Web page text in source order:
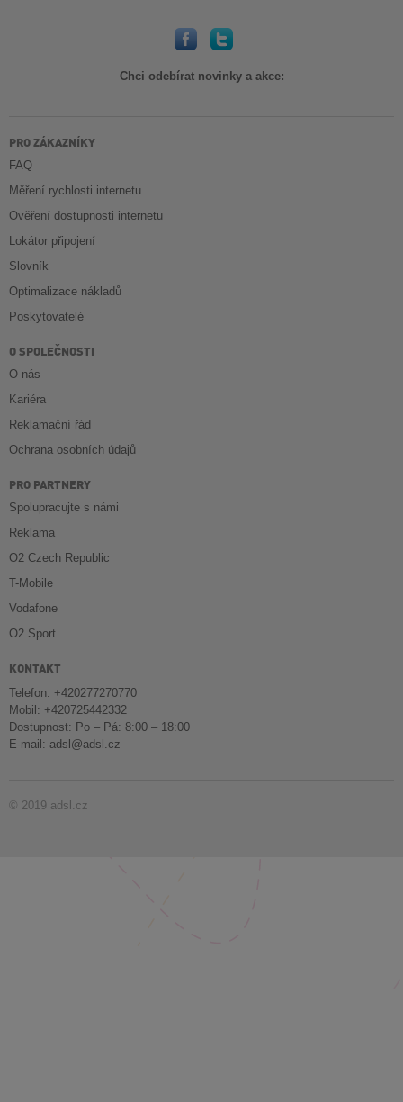
Chci odebírat novinky a akce:
PRO ZÁKAZNÍKY
FAQ
Měření rychlosti internetu
Ověření dostupnosti internetu
Lokátor připojení
Slovník
Optimalizace nákladů
Poskytovatelé
O SPOLEČNOSTI
O nás
Kariéra
Reklamační řád
Ochrana osobních údajů
PRO PARTNERY
Spolupracujte s námi
Reklama
O2 Czech Republic
T-Mobile
Vodafone
O2 Sport
KONTAKT
Telefon: +420277270770
Mobil: +420725442332
Dostupnost: Po – Pá: 8:00 – 18:00
E-mail: adsl@adsl.cz
© 2019 adsl.cz